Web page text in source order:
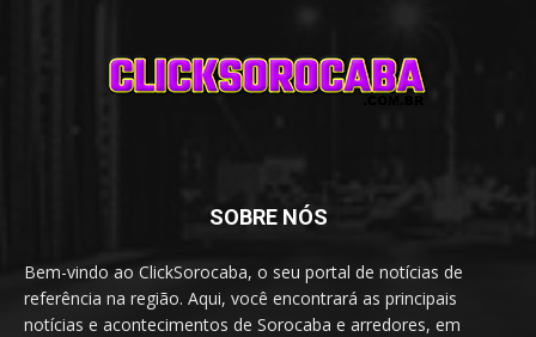
SOBRE NÓS
Bem-vindo ao ClickSorocaba, o seu portal de notícias de
referência na região. Aqui, você encontrará as principais
notícias e acontecimentos de Sorocaba e arredores, em